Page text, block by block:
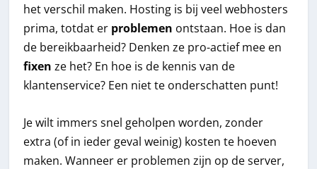
het verschil maken. Hosting is bij veel webhosters
prima, totdat er problemen ontstaan. Hoe is dan
de bereikbaarheid? Denken ze pro-actief mee en
fixenze het? En hoe is de kennis van de
klantenservice? Een niet te onderschatten punt!
Je wilt immers snel geholpen worden, zonder
extra (of in ieder geval weinig) kosten te hoeven
maken. Wanneer er problemen zijn op de server,